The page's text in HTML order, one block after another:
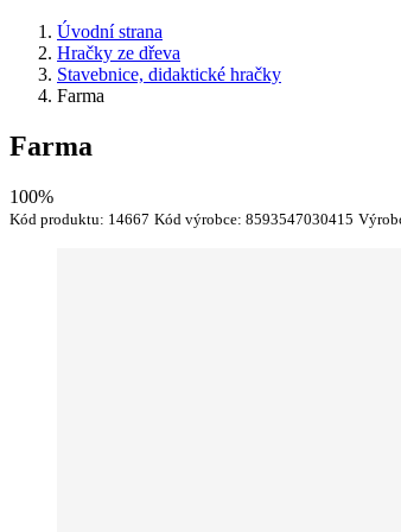
Úvodní strana
Hračky ze dřeva
Stavebnice, didaktické hračky
Farma
Farma
100%
Kód produktu: 14667 Kód výrobce: 8593547030415